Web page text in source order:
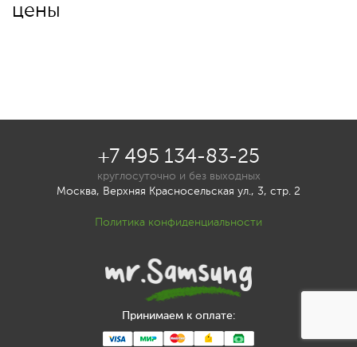
цены
Принимаем к оплате:
+7 495 134-83-25
круглосуточно и без выходных
Москва, Верхняя Красносельская ул., 3, стр. 2
Политика конфиденциальности